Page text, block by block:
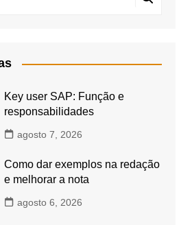
Key user SAP: Função e
responsabilidades
agosto 7, 2026
Como dar exemplos na redação
e melhorar a nota
agosto 6, 2026